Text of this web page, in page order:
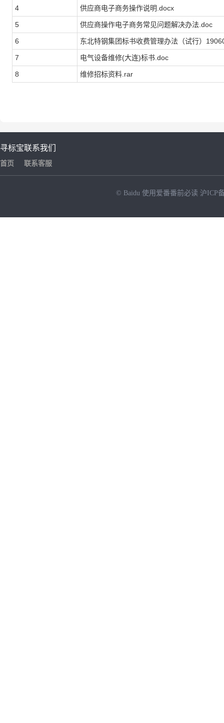
4 供应商电子商务操作说明.docx
5 供应商操作电子商务常见问题解决办法.doc
6 东北特钢集团标书收费管理办法（试行）
7 电气设备维修(大连)标书.doc
8 维修招标资料.rar
寻标宝
首页
联系我们
联系客服
© Baidu 使用爱番番前必读 沪ICP